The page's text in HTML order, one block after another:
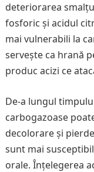
deteriorarea
fosforic și acidul
mai vulnerabili la
servește ca hrană
produc acizi ce
De-a lungul
carbogazoase
decolorare și
sunt mai
orale. Înțelegerea